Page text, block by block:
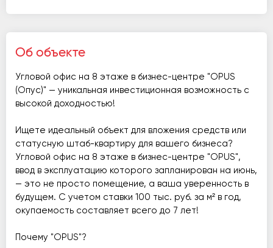
Об объекте
Угловой офис на 8 этаже в бизнес-центре "OPUS
(Опус)" — уникальная инвестиционная возможность с
высокой доходностью!
Ищете идеальный объект для вложения средств или
статусную штаб-квартиру для вашего бизнеса?
Угловой офис на 8 этаже в бизнес-центре "OPUS",
ввод в эксплуатацию которого запланирован на июнь,
— это не просто помещение, а ваша уверенность в
будущем. С учетом ставки 100 тыс. руб. за м² в год,
окупаемость составляет всего до 7 лет!
Почему "OPUS"?